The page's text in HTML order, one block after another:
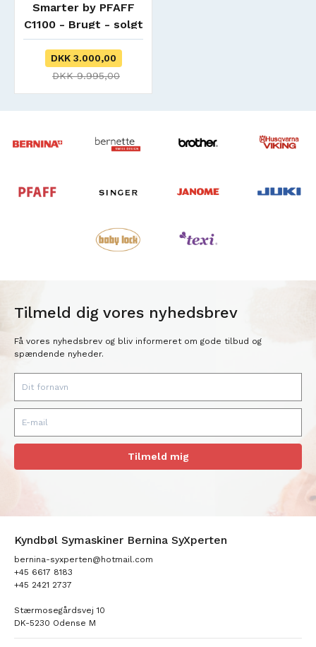
Smarter by PFAFF
C1100 - Brugt - solgt
DKK 3.000,00
DKK 9.995,00
Tilmeld dig vores nyhedsbrev
Få vores nyhedsbrev og bliv informeret om gode tilbud og
spændende nyheder.
Tilmeld mig
Kyndbøl Symaskiner Bernina SyXperten
bernina-syxperten@hotmail.com
+45 6617 8183
+45 2421 2737
Stærmosegårdsvej 10
DK-5230 Odense M